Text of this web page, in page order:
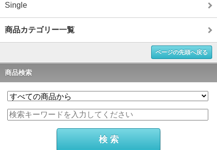
Single
商品カテゴリー一覧
ページの先頭へ戻る
商品検索